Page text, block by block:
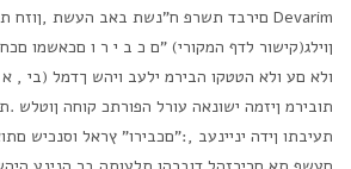
ןוילג(קישור לדף המקורי) "ם כ ב י ר ו םכאשמו
ולא םע ולא הטטקו הבירמ ילעב ויהש ךדמל (בי , א
תובירמ ןיזמה ישונאה עורל הפורתכ קוחה ןוטלש
תעיבתו ןידה יניינעב ,:"םכבירו" ץראל וסנכיש